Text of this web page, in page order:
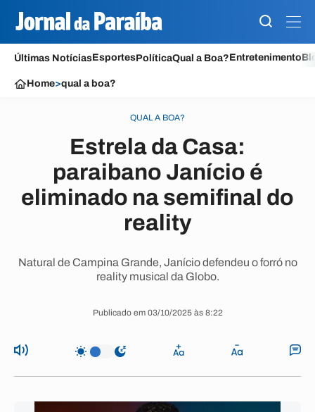
Últimas NotíciasEsportesPolíticaQual a Boa?Entretenimento
Home>qual a boa?
QUAL A BOA?
Estrela da Casa:
paraibano Janício é
eliminado na semifinal do
reality
Natural de Campina Grande, Janício defendeu o forró no
reality musical da Globo.
Publicado em 03/10/2025 às 8:22